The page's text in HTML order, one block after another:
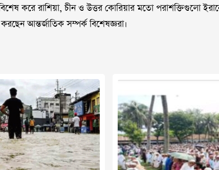
করে রাশিয়া, চীন ও উত্তর কোরিয়ার মতো পরাশক্তিগুলো
আন্তর্জাতিক সম্পর্ক বিশেষজ্ঞরা।